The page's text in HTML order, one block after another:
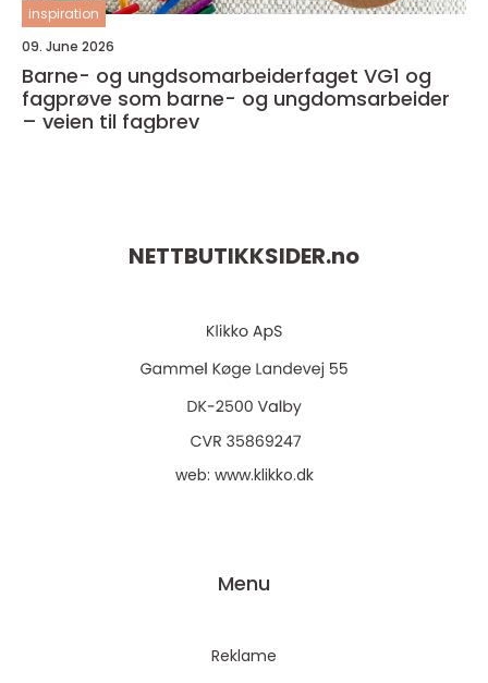
inspiration
09. June 2026
Barne- og ungdsomarbeiderfaget VG1 og
fagprøve som barne- og ungdomsarbeider
– veien til fagbrev
NETTBUTIKKSIDER.no
web: www.klikko.dk
Menu
Reklame